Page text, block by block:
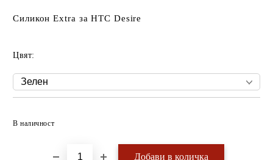
Силикон Extra за HTC Desire
Цвят:
В наличност